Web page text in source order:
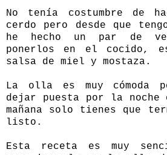
No tenía costumbre de
cerdo pero desde que
he hecho un par de
ponerlos en el cocido,
salsa de miel y mostaza.
La olla es muy cómoda
dejar puesta por la
mañana solo tienes que
listo.
Esta receta es muy